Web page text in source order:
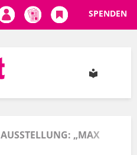
SPENDEN
AUSSTELLUNG: „MAX